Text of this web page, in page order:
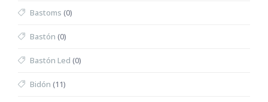
Bastoms (0)
Bastón (0)
Bastón Led (0)
Bidón (11)